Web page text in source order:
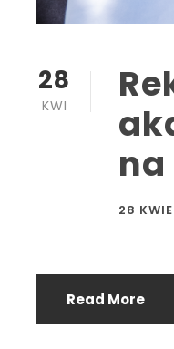
28
KWI
28
Read More